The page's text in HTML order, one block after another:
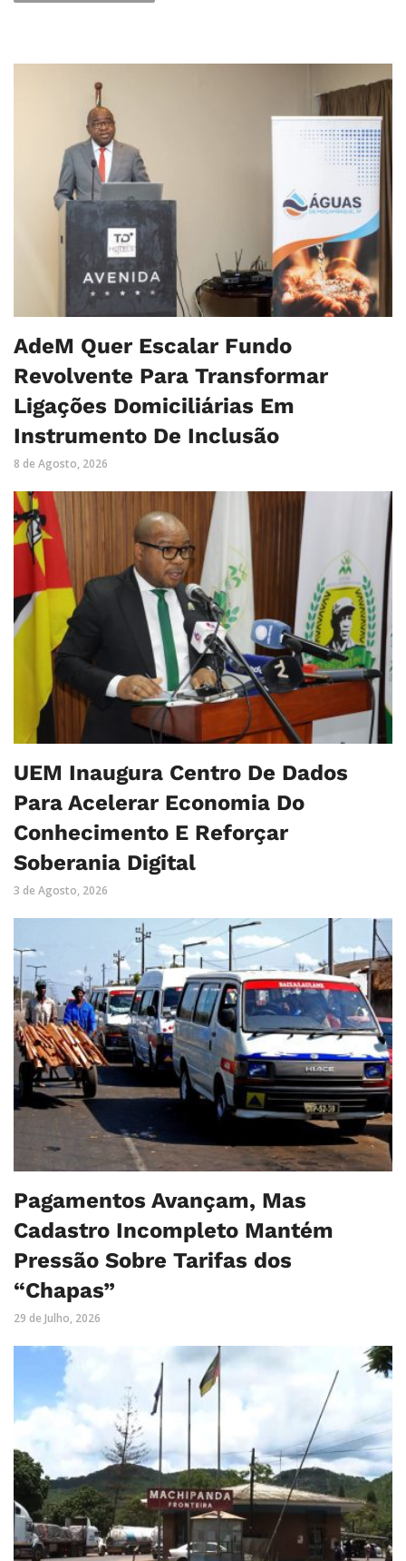
AdeM Quer Escalar Fundo
Revolvente Para Transformar
Ligações Domiciliárias Em
Instrumento De Inclusão
8 de Agosto, 2026
UEM Inaugura Centro De Dados
Para Acelerar Economia Do
Conhecimento E Reforçar
Soberania Digital
3 de Agosto, 2026
Pagamentos Avançam, Mas
Cadastro Incompleto Mantém
Pressão Sobre Tarifas dos
“Chapas”
29 de Julho, 2026